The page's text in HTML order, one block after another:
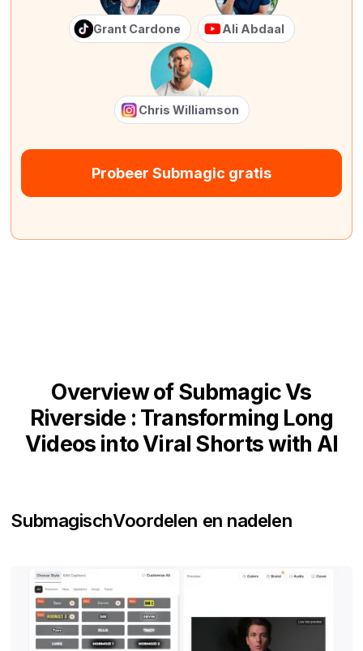
Grant Cardone Ali Abdaal
Chris Williamson
Probeer Submagic gratis
Overview of Submagic Vs
Riverside : Transforming Long
Videos into Viral Shorts with AI
SubmagischVoordelen en nadelen